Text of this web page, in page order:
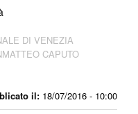
il: 18/07/2016 - 10:00
DI VENEZIA
CAPUTO